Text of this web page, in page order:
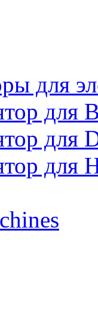
для
для
для
для